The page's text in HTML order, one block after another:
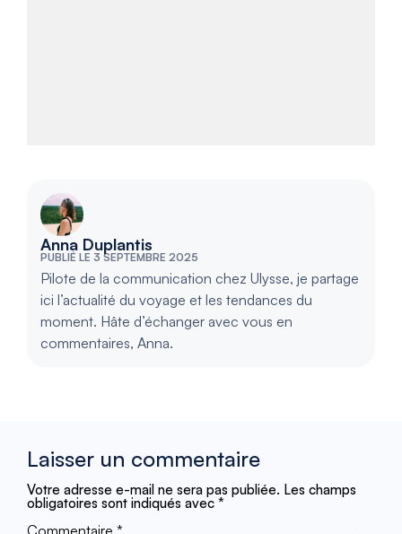
Anna Duplantis
PUBLIÉ LE 3 SEPTEMBRE 2025
Pilote de la communication chez Ulysse, je partage
ici l’actualité du voyage et les tendances du
moment. Hâte d’échanger avec vous en
commentaires, Anna.
Laisser un commentaire
Votre adresse e-mail ne sera pas publiée. Les champs
obligatoires sont indiqués avec *